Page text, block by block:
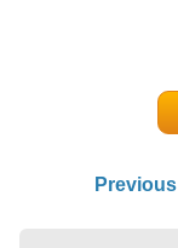
Previous